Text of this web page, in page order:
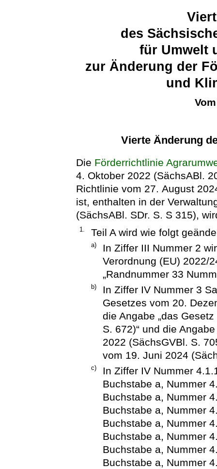
des
für Umwelt
zur Änderung der
und
Vierte Änderung
Die Förderrichtlinie
4. Oktober 2022 (SächsABl.
Richtlinie vom 27. August
ist, enthalten in der
(SächsABl. SDr. S. S 315),
1. Teil A wird wie folgt
a)
In Ziffer III Nummer 2
Verordnung (EU) 2022/
„Randnummer 33
b)
In Ziffer IV Nummer 3
Gesetzes vom 20.
die Angabe „das
S. 672)“ und die
2022 (SächsGVBl. S.
vom 19. Juni 2024
c)
In Ziffer IV Nummer
Buchstabe a, Nummer
Buchstabe a, Nummer
Buchstabe a, Nummer
Buchstabe a, Nummer
Buchstabe a, Nummer
Buchstabe a, Nummer
Buchstabe a, Nummer